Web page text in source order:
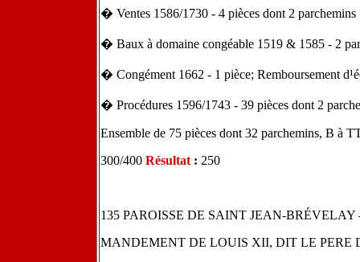
� Ventes 1586/1730 - 4 pièces dont 2 parchemins
� Baux à domaine congéable 1519 & 1585 - 2
� Congément 1662 - 1 pièce; Remboursement
� Procédures 1596/1743 - 39 pièces dont 2
Ensemble de 75 pièces dont 32 parchemins, B à
300/400 Résultat : 250
135 PAROISSE DE SAINT JEAN-BRÉVELAY
MANDEMENT DE LOUIS XII, DIT LE PERE